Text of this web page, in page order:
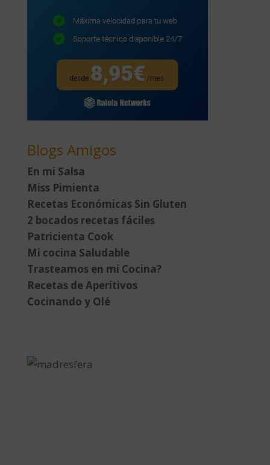
Blogs Amigos
En mi Salsa
Miss Pimienta
Recetas Económicas Sin Gluten
2 bocados recetas fáciles
Patricienta Cook
Mi cocina Saludable
Trasteamos en mi Cocina?
Recetas de Aperitivos
Cocinando y Olé